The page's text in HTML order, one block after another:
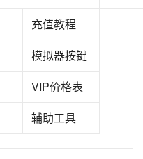
充值教程
模拟器按键
VIP价格表
辅助工具